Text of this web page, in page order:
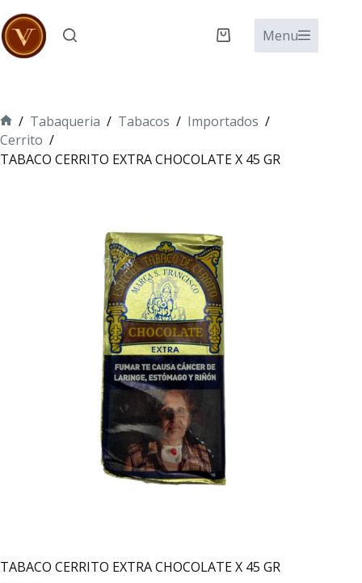
al
contenido
Carro
Menu
Inicio
/ Tabaqueria / Tabacos / Importados /
Cerrito /
TABACO CERRITO EXTRA CHOCOLATE X 45 GR
TABACO CERRITO EXTRA CHOCOLATE X 45 GR